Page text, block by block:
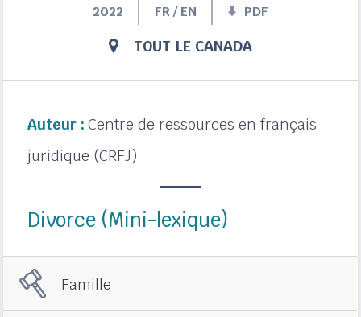
2022 FR / EN PDF
TOUT LE CANADA
Auteur : Centre de ressources en français
juridique (CRFJ)
Divorce (Mini-lexique)
Famille